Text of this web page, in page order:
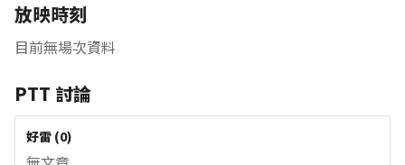
放映時刻
目前無場次資料
PTT 討論
好雷 (0)